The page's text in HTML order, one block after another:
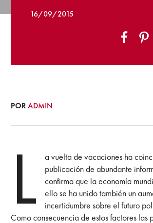
16/09/2015
PORADMIN
L
a vuelta de vacaciones ha
publicación de abundante
confirma que la economía
ello se ha unido también un
incertidumbre sobre el futuro
Como consecuencia de estos factores las